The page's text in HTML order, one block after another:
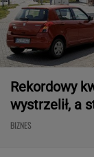
Rekordowy
wystrzelił, a
BIZNES